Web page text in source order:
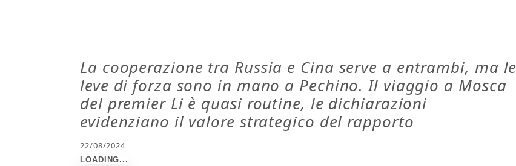
La cooperazione tra Russia e Cina serve a entrambi, ma le
leve di forza sono in mano a Pechino. Il viaggio a Mosca
del premier Li è quasi routine, le dichiarazioni
evidenziano il valore strategico del rapporto
22/08/2024